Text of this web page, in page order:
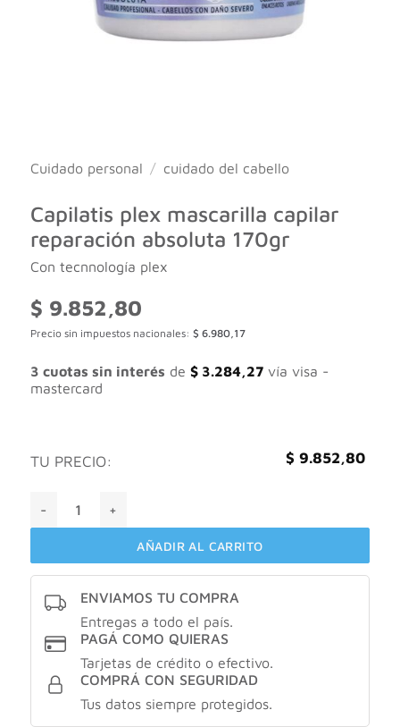
Cuidado personal / cuidado del cabello
Capilatis plex mascarilla capilar
reparación absoluta 170gr
Con tecnnología plex
$ 9.852,80
Precio sin impuestos nacionales: $ 6.980,17
3 cuotas sin interés de $3.284,27vía visa -
mastercard
TU PRECIO: $ 9.852,80
AÑADIR AL CARRITO
ENVIAMOS TU COMPRA
Entregas a todo el país.
PAGÁ COMO QUIERAS
Tarjetas de crédito o efectivo.
COMPRÁ CON SEGURIDAD
Tus datos siempre protegidos.